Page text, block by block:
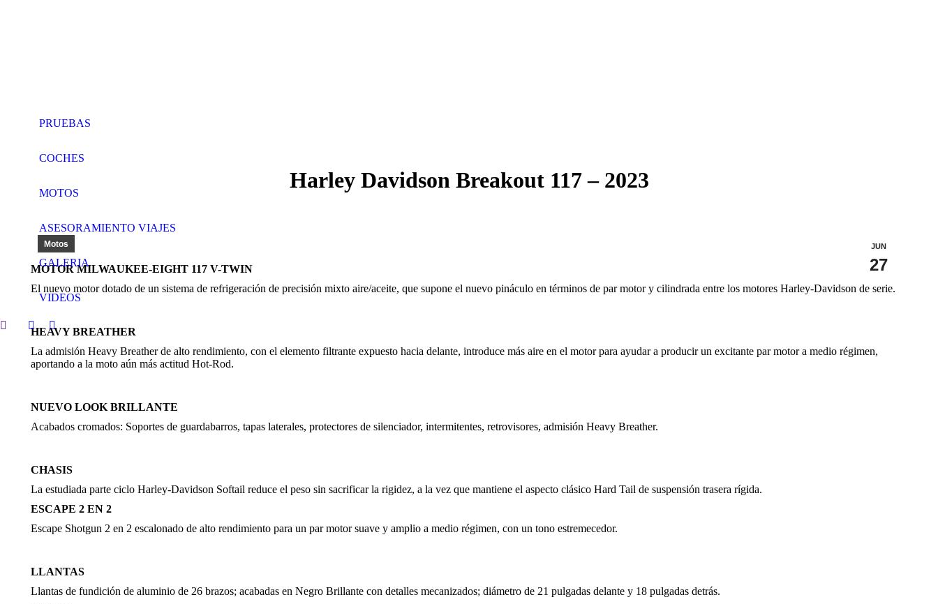
PRUEBAS
COCHES
MOTOS
ASESORAMIENTO VIAJES
GALERIA
VIDEOS
Search:
Facebook
page
opens
window
Twitter
page
opens
window
Harley Davidson Breakout 117 – 2023
JUN
27
Motos
MOTOR MILWAUKEE-EIGHT 117 V-TWIN
El nuevo motor dotado de un sistema de refrigeración de precisión mixto aire/aceite, que supone el nuevo pináculo en términos de par motor y cilindrada entre los motores Harley-Davidson de serie.
HEAVY BREATHER
La admisión Heavy Breather de alto rendimiento, con el elemento filtrante expuesto hacia delante, introduce más aire en el motor para ayudar a producir un excitante par motor a medio régimen,
aportando a la moto aún más actitud Hot-Rod.
NUEVO LOOK BRILLANTE
Acabados cromados: Soportes de guardabarros, tapas laterales, protectores de silenciador, intermitentes, retrovisores, admisión Heavy Breather.
CHASIS
La estudiada parte ciclo Harley-Davidson Softail reduce el peso sin sacrificar la rigidez, a la vez que mantiene el aspecto clásico Hard Tail de suspensión trasera rígida.
ESCAPE 2 EN 2
Escape Shotgun 2 en 2 escalonado de alto rendimiento para un par motor suave y amplio a medio régimen, con un tono estremecedor.
LLANTAS
Llantas de fundición de aluminio de 26 brazos; acabadas en Negro Brillante con detalles mecanizados; diámetro de 21 pulgadas delante y 18 pulgadas detrás.